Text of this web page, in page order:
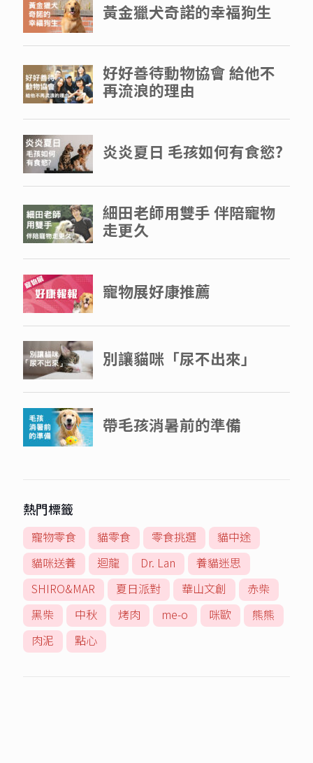
熱門標籤
寵物零食 貓零食 零食挑選
貓中途
貓咪送養
迴龍 Dr. Lan
養貓迷思
SHIRO&MAR
夏日派對 華山文創
赤柴
黑柴
中秋 烤肉 me-o 咪歐
熊熊
肉泥
點心